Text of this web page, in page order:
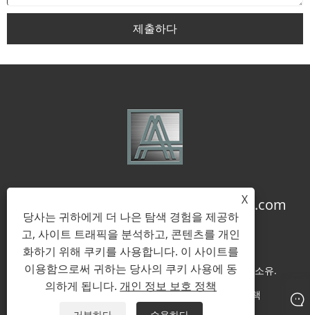
제출하다
coco@qj-alu.com
저작권 © 2023 Aluassy Aluminium Co., Ltd. 판권 소유.
Links
Sitemap RSS XML 개인 정보 보호 정책
X
당사는 귀하에게 더 나은 탐색 경험을 제공하
고, 사이트 트래픽을 분석하고, 콘텐츠를 개인
화하기 위해 쿠키를 사용합니다. 이 사이트를
이용함으로써 귀하는 당사의 쿠키 사용에 동
의하게 됩니다. 개인 정보 보호 정책